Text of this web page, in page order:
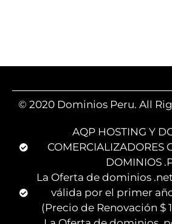
© 2020 Dominios Peru. All
AQP HOSTING Y
COMERCIALIZADORES
DOMINIOS
La Oferta de dominios
válida por el primer
(Precio de Renovación $